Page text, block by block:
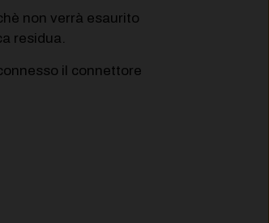
non verrà esaurito
residua.
il connettore